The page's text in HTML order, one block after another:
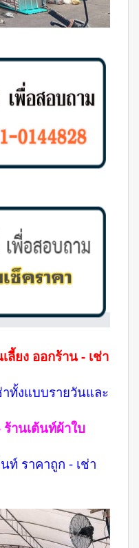
ลี้ยง ออกร้าน - เช่า
ทั้งแบบรายวันและ
ร้านเต้นท์ผ้าใบ
ท์ ราคาถูก - เช่า